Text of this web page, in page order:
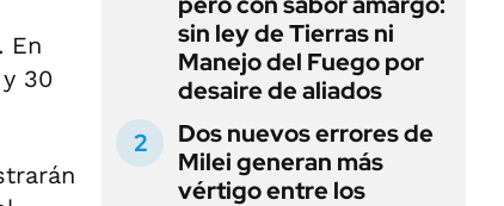
En
30
sin ley de Tierras ni
Manejo del Fuego por
desaire de aliados
Dos nuevos errores de
Milei generan más
vértigo entre los